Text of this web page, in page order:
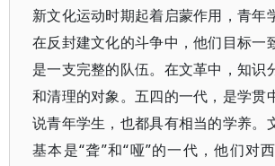
新文化运动时期起着启蒙作用，青年
在反封建文化的斗争中，他们目标一
是一支完整的队伍。在文革中，知识
和清理的对象。五四的一代，是学贯
说青年学生，也都具有相当的学养。
基本是“聋”和“哑”的一代，他们对